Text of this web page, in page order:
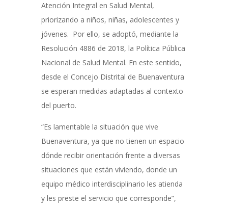
Atención Integral en Salud Mental,
priorizando a niños, niñas, adolescentes y
jóvenes. Por ello, se adoptó, mediante la
Resolución 4886 de 2018, la Política Pública
Nacional de Salud Mental. En este sentido,
desde el Concejo Distrital de Buenaventura
se esperan medidas adaptadas al contexto
del puerto.
“Es lamentable la situación que vive
Buenaventura, ya que no tienen un espacio
dónde recibir orientación frente a diversas
situaciones que están viviendo, donde un
equipo médico interdisciplinario les atienda
y les preste el servicio que corresponde”,